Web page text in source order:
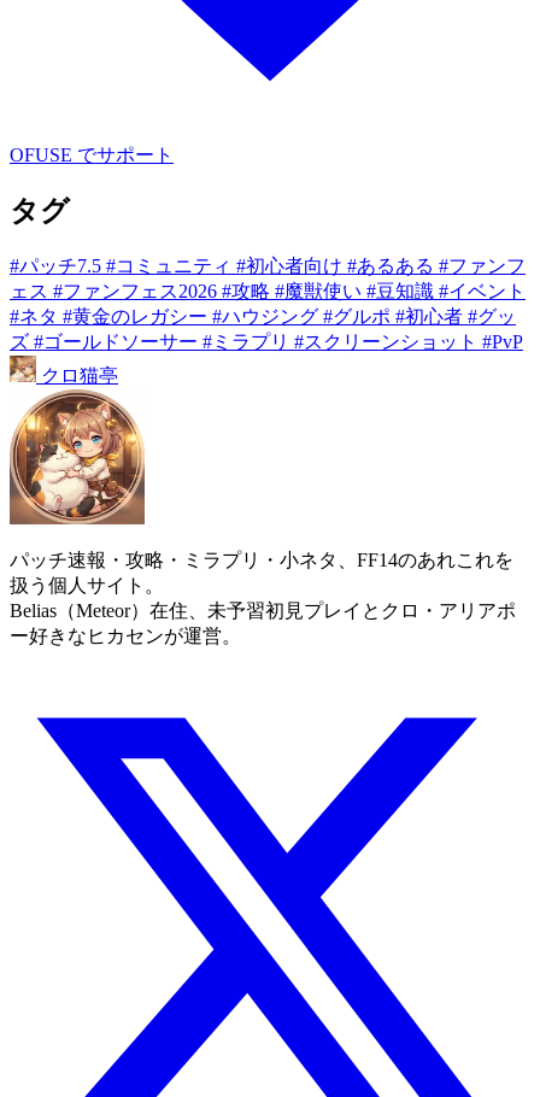
OFUSE でサポート
タグ
#パッチ7.5 #コミュニティ #初心者向け #あるある #ファンフ
ェス #ファンフェス2026 #攻略 #魔獣使い #豆知識 #イベント
#ネタ #黄金のレガシー #ハウジング #グルポ #初心者 #グッ
ズ #ゴールドソーサー #ミラプリ #スクリーンショット #PvP
クロ猫亭
パッチ速報・攻略・ミラプリ・小ネタ、FF14のあれこれを
扱う個人サイト。
Belias（Meteor）在住、未予習初見プレイとクロ・アリアポ
ー好きなヒカセンが運営。